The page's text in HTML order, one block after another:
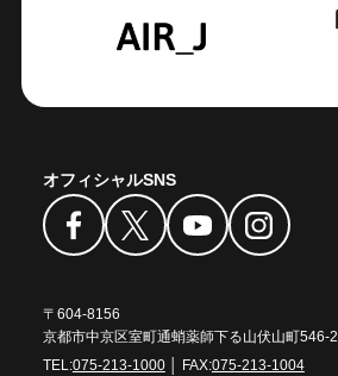
オフィシャルSNS
〒604-8156
京都市中京区室町通蛸薬師下る山伏山町546-2
TEL:075-213-1000│ FAX:075-213-1004